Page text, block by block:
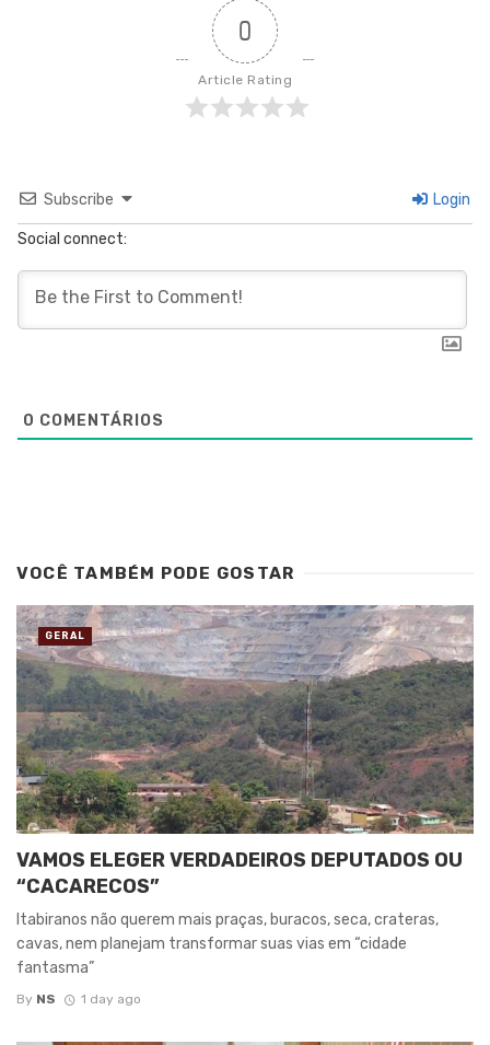
0
Article Rating
Subscribe Login
Social connect:
0 COMENTÁRIOS
VOCÊ TAMBÉM PODE GOSTAR
VAMOS ELEGER VERDADEIROS DEPUTADOS OU
“CACARECOS”
Itabiranos não querem mais praças, buracos, seca, crateras,
cavas, nem planejam transformar suas vias em “cidade
fantasma”
By NS 1 day ago
GERAL